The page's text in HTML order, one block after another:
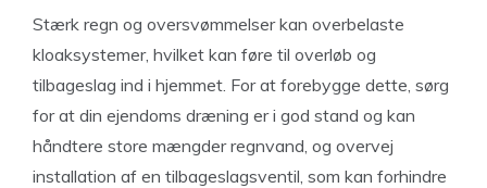
Stærk regn og oversvømmelser kan overbelaste
kloaksystemer, hvilket kan føre til overløb og
tilbageslag ind i hjemmet. For at forebygge dette, sørg
for at din ejendoms dræning er i god stand og kan
håndtere store mængder regnvand, og overvej
installation af en tilbageslagsventil, som kan forhindre